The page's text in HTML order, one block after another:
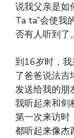
说我父亲是如
Ta ta”会使我
否有人听到了
到16岁时，
了爸爸说法吉
发送给我的朋
我听起来和剑
第一次来访时
都听起来像杰